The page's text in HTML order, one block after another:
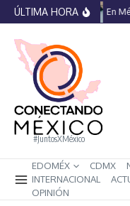
Saltar al contenido
ÚLTIMA HORA En
#JuntosXMéxico
EDOMÉX CDMX
INTERNACIONAL
OPINIÓN